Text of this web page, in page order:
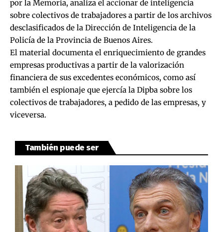
por la Memoria, analiza el accionar de inteligencia
sobre colectivos de trabajadores a partir de los archivos
desclasificados de la Dirección de Inteligencia de la
Policía de la Provincia de Buenos Aires.
El material documenta el enriquecimiento de grandes
empresas productivas a partir de la valorización
financiera de sus excedentes económicos, como así
también el espionaje que ejercía la Dipba sobre los
colectivos de trabajadores, a pedido de las empresas, y
viceversa.
También puede ser